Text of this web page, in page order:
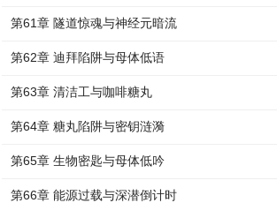
第61章 隧道惊魂与神经元暗流
第62章 迪拜陷阱与母体低语
第63章 清洁工与咖啡糖丸
第64章 糖丸陷阱与密钥涟漪
第65章 生物密匙与母体低吟
第66章 能源过载与深潜倒计时